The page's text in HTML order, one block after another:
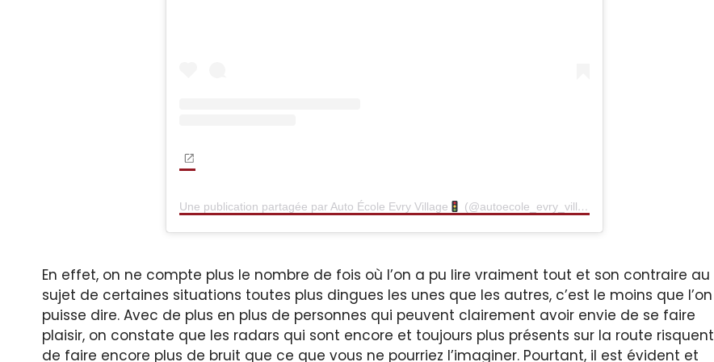
Une publication partagée par Auto École Evry Village (@autoecole_evry_village)
En effet, on ne compte plus le nombre de fois où l’on a pu lire vraiment tout et son contraire au
sujet de certaines situations toutes plus dingues les unes que les autres, c’est le moins que l’on
puisse dire. Avec de plus en plus de personnes qui peuvent clairement avoir envie de se faire
plaisir, on constate que les radars qui sont encore et toujours plus présents sur la route risquent
de faire encore plus de bruit que ce que vous ne pourriez l’imaginer. Pourtant, il est évident et